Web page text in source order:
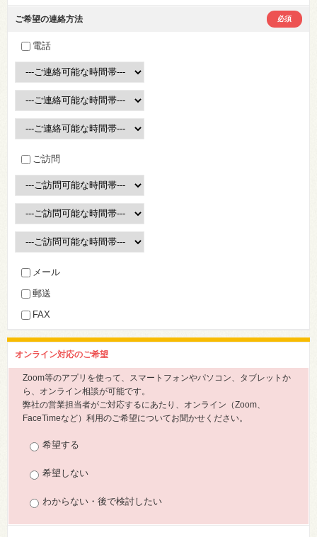
ご希望の連絡方法 必須
電話
ご訪問
メール
郵送
FAX
オンライン対応のご希望
Zoom等のアプリを使って、スマートフォンやパソコン、タブレットか
ら、オンライン相談が可能です。
弊社の営業担当者がご対応するにあたり、オンライン（Zoom、
FaceTimeなど）利用のご希望についてお聞かせください。
希望する
希望しない
わからない・後で検討したい